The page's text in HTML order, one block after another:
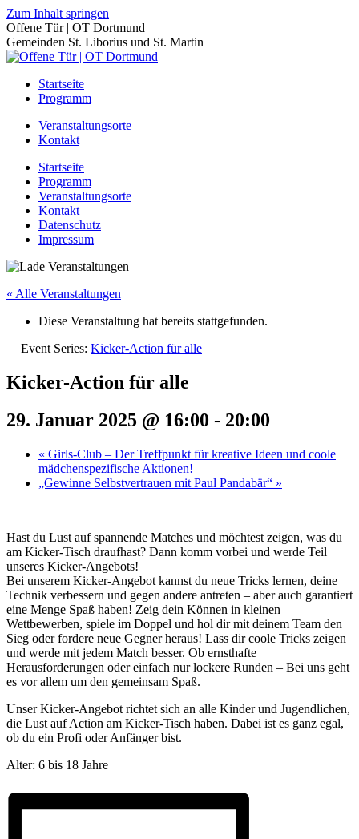
Zum Inhalt springen
Offene Tür | OT Dortmund
Gemeinden St. Liborius und St. Martin
Startseite
Programm
Veranstaltungsorte
Kontakt
Startseite
Programm
Veranstaltungsorte
Kontakt
Datenschutz
Impressum
« Alle Veranstaltungen
Diese Veranstaltung hat bereits stattgefunden.
Event Series: Kicker-Action für alle
Kicker-Action für alle
29. Januar 2025 @ 16:00 - 20:00
« Girls-Club – Der Treffpunkt für kreative Ideen und coole
mädchenspezifische Aktionen!
„Gewinne Selbstvertrauen mit Paul Pandabär“ »
Hast du Lust auf spannende Matches und möchtest zeigen, was du
am Kicker-Tisch draufhast? Dann komm vorbei und werde Teil
unseres Kicker-Angebots!
Bei unserem Kicker-Angebot kannst du neue Tricks lernen, deine
Technik verbessern und gegen andere antreten – aber auch garantiert
eine Menge Spaß haben! Zeig dein Können in kleinen
Wettbewerben, spiele im Doppel und hol dir mit deinem Team den
Sieg oder fordere neue Gegner heraus! Lass dir coole Tricks zeigen
und werde mit jedem Match besser. Ob ernsthafte
Herausforderungen oder einfach nur lockere Runden – Bei uns geht
es vor allem um den gemeinsam Spaß.
Unser Kicker-Angebot richtet sich an alle Kinder und Jugendlichen,
die Lust auf Action am Kicker-Tisch haben. Dabei ist es ganz egal,
ob du ein Profi oder Anfänger bist.
Alter: 6 bis 18 Jahre